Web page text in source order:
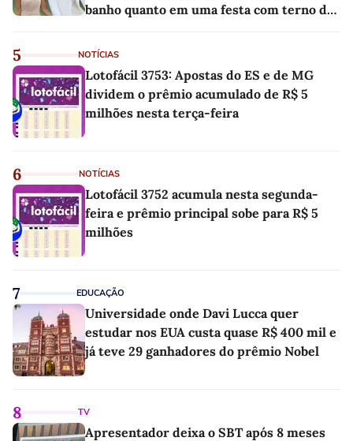
banho quanto em uma festa com terno de
5 NOTÍCIAS
Lotofácil 3753: Apostas do ES e de MG
dividem o prêmio acumulado de R$ 5
milhões nesta terça-feira
6 NOTÍCIAS
Lotofácil 3752 acumula nesta segunda-
feira e prêmio principal sobe para R$ 5
milhões
7 EDUCAÇÃO
Universidade onde Davi Lucca quer
estudar nos EUA custa quase R$ 400 mil e
já teve 29 ganhadores do prêmio Nobel
8 TV
Apresentador deixa o SBT após 8 meses